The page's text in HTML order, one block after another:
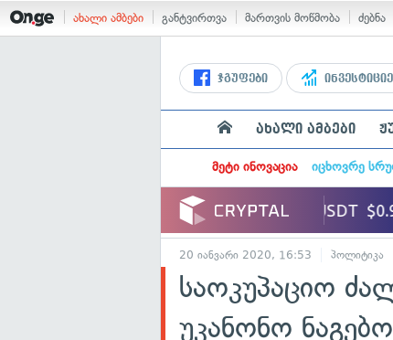
ახალი ამბები განტვირთვა მართვის მოწმობა ძებნა
ჯგუფები
ახალი ამბები
მეტი ინოვაცია იცხოვრე
20 იანვარი 2020, 16:53 პოლიტიკა
საოკუპაციო
უკანონო